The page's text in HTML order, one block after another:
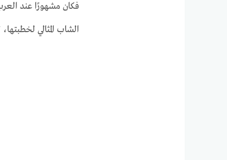
فكان مشهورًا عند
الشاب المثالي